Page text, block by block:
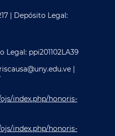
| Depósito Legal:
Legal: ppi201102LA39
|
index.php/honoris-
index.php/honoris-